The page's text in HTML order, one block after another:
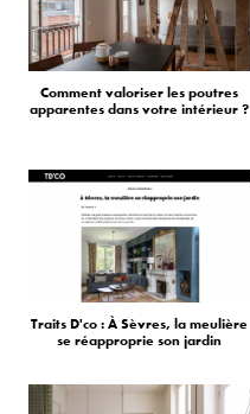
Comment valoriser les poutres
apparentes dans votre intérieur ?
Traits D'co : À Sèvres, la meulière
se réapproprie son jardin